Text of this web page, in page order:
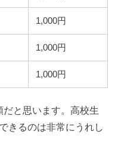
1,000円
1,000円
1,000円
と思います。高校生
きるのは非常にうれし